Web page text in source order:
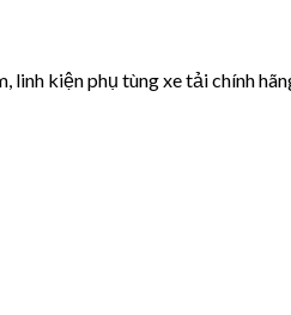
linh kiện phụ tùng xe tải chính